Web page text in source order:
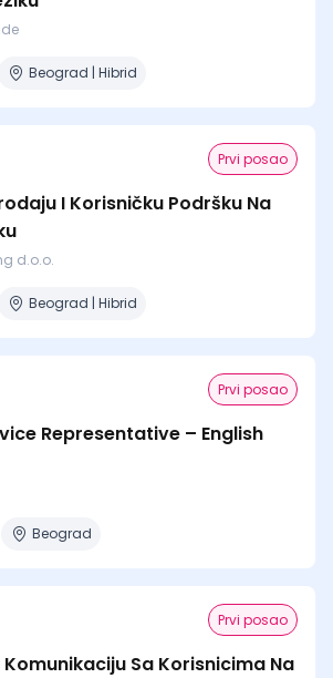
Beograd | Hibrid
Prvi posao
I Korisničku Podršku Na
d.o.o.
Beograd | Hibrid
Prvi posao
Representative – English
Beograd
Prvi posao
Sa Korisnicima Na